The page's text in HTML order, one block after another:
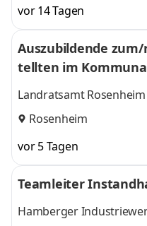
vor 14 Tagen
Auszubildende
tellten im
Landratsamt Rosenheim
Rosenheim
vor 5 Tagen
Teamleiter
Hamberger